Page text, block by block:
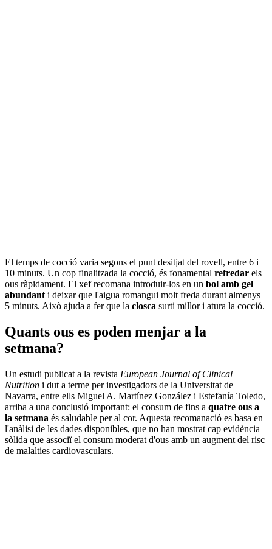
El temps de cocció varia segons el punt desitjat del rovell, entre 6 i
10 minuts. Un cop finalitzada la cocció, és fonamental refredar els
ous ràpidament. El xef recomana introduir-los en un bol amb gel
abundant i deixar que l'aigua romangui molt freda durant almenys
5 minuts. Això ajuda a fer que la closca surti millor i atura la cocció.
Quants ous es poden menjar a la
setmana?
Un estudi publicat a la revista European Journal of Clinical
Nutrition i dut a terme per investigadors de la Universitat de
Navarra, entre ells Miguel A. Martínez González i Estefanía Toledo,
arriba a una conclusió important: el consum de fins a quatre ous a
la setmana és saludable per al cor. Aquesta recomanació es basa en
l'anàlisi de les dades disponibles, que no han mostrat cap evidència
sòlida que associï el consum moderat d'ous amb un augment del risc
de malalties cardiovasculars.